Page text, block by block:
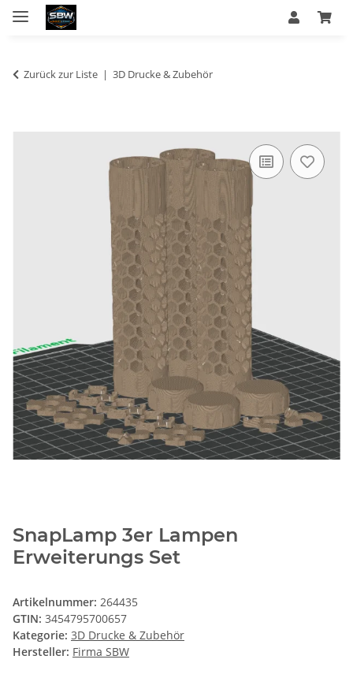
Zurück zur Liste 3D Drucke & Zubehör
SnapLamp 3er Lampen
Erweiterungs Set
Artikelnummer: 264435
GTIN: 3454795700657
Kategorie: 3D Drucke & Zubehör
Hersteller: Firma SBW